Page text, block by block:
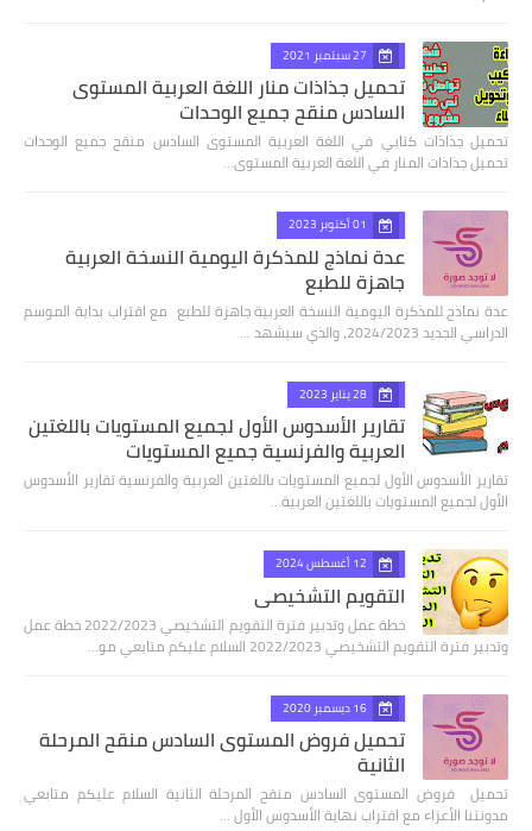
27 سبتمبر 2021
تحميل جذاذات منار اللغة العربية المستوى
السادس منقح جميع الوحدات
تحميل جذاذات كتابي في اللغة العربية المستوى السادس منقح جميع الوحدات
تحميل جذاذات المنار في اللغة العربية المستوى…
01 أكتوبر 2023
عدة نماذج للمذكرة اليومية النسخة العربية
جاهزة للطبع
عدة نماذج للمذكرة اليومية النسخة العربية جاهزة للطبع مع اقتراب بداية الموسم
الدراسي الجديد 2024/2023، والذي سيشهد …
28 يناير 2023
تقارير الأسدوس الأول لجميع المستويات باللغتين
العربية والفرنسية جميع المستويات
تقارير الأسدوس الأول لجميع المستويات باللغتين العربية والفرنسية تقارير الأسدوس
الأول لجميع المستويات باللغتين العربية…
12 أغسطس 2024
التقويم التشخيصي
خطة عمل وتدبير فترة التقويم التشخيصي 2022/2023 خطة عمل
وتدبير فترة التقويم التشخيصي 2022/2023 السلام عليكم متابعي مو…
16 ديسمبر 2020
تحميل فروض المستوى السادس منقح المرحلة
الثانية
تحميل فروض المستوى السادس منقح المرحلة الثانية السلام عليكم متابعي
مدونتنا الأعزاء مع اقتراب نهاية الأسدوس الأول …